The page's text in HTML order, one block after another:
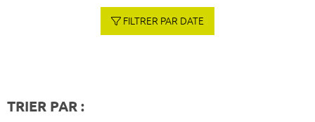
FILTRER PAR DATE
TRIER PAR :